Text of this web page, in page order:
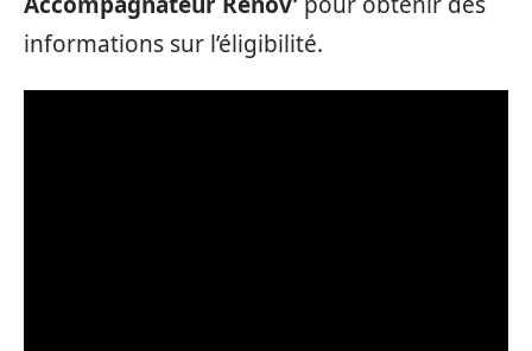
informations sur l’éligibilité.